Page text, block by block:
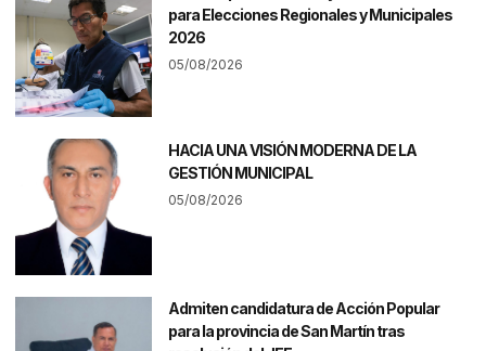
para Elecciones Regionales y Municipales
2026
05/08/2026
HACIA UNA VISIÓN MODERNA DE LA
GESTIÓN MUNICIPAL
05/08/2026
Admiten candidatura de Acción Popular
para la provincia de San Martín tras